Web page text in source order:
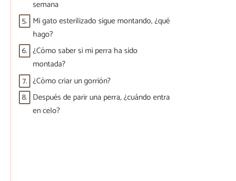
semana
5. Mi gato esterilizado sigue montando, ¿qué
hago?
6. ¿Cómo saber si mi perra ha sido
montada?
7. ¿Cómo criar un gorrión?
8. Después de parir una perra, ¿cuándo entra
en celo?